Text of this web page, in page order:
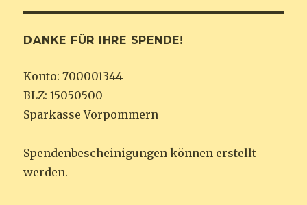
DANKE FÜR IHRE SPENDE!
Konto: 700001344
BLZ: 15050500
Sparkasse Vorpommern
Spendenbescheinigungen können erstellt
werden.